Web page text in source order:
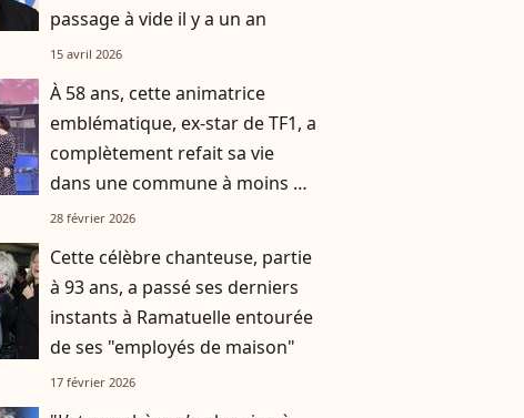
passage à vide il y a un an
15 avril 2026
À 58 ans, cette animatrice
emblématique, ex-star de TF1, a
complètement refait sa vie
dans une commune à moins de
deux heures d’avion de Paris
28 février 2026
Cette célèbre chanteuse, partie
à 93 ans, a passé ses derniers
instants à Ramatuelle entourée
de ses "employés de maison"
17 février 2026